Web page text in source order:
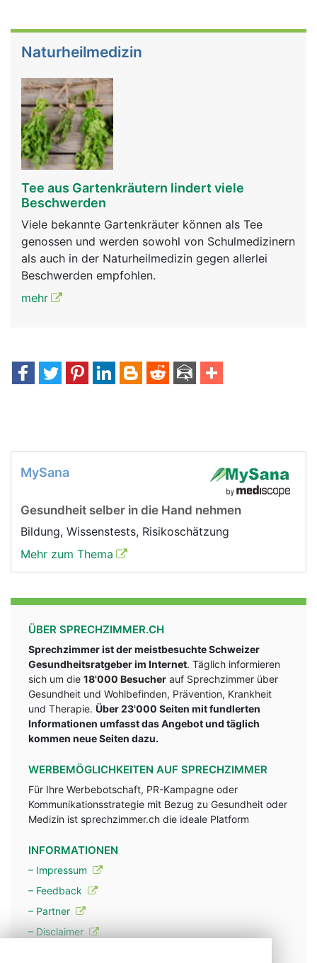
Naturheilmedizin
Tee aus Gartenkräutern lindert viele
Beschwerden
Viele bekannte Gartenkräuter können als Tee
genossen und werden sowohl von Schulmedizinern
als auch in der Naturheilmedizin gegen allerlei
Beschwerden empfohlen.
mehr
MySana
Gesundheit selber in die Hand nehmen
Bildung, Wissenstests, Risikoschätzung
Mehr zum Thema
ÜBER SPRECHZIMMER.CH
Sprechzimmer ist der meistbesuchte Schweizer
Gesundheitsratgeber im Internet. Täglich informieren
sich um die 18'000 Besucher auf Sprechzimmer über
Gesundheit und Wohlbefinden, Prävention, Krankheit
und Therapie. Über 23'000 Seiten mit fundlerten
Informationen umfasst das Angebot und täglich
kommen neue Seiten dazu.
WERBEMÖGLICHKEITEN AUF SPRECHZIMMER
Für Ihre Werbebotschaft, PR-Kampagne oder
Kommunikationsstrategie mit Bezug zu Gesundheit oder
Medizin ist sprechzimmer.ch die ideale Platform
INFORMATIONEN
– Impressum
– Feedback
– Partner
– Disclaimer